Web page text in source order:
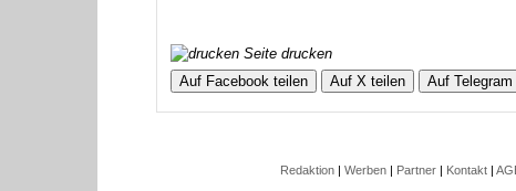
Seite drucken
Auf Facebook teilen
Auf X teilen Auf
Redaktion | Werben | Partner | Kontakt |